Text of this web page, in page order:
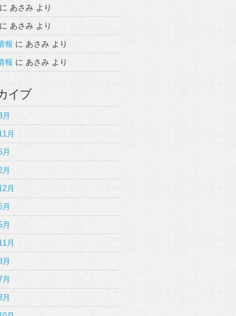
に あさみ より
に あさみ より
報 に あさみ より
報 に あさみ より
イブ
月
月
月